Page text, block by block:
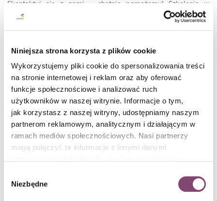
Niniejsza strona korzysta z plików cookie
Wykorzystujemy pliki cookie do spersonalizowania treści
na stronie internetowej i reklam oraz aby oferować
funkcje społecznościowe i analizować ruch
użytkowników w naszej witrynie. Informacje o tym,
jak korzystasz z naszej witryny, udostępniamy naszym
partnerom reklamowym, analitycznym i działającym w
ramach mediów społecznościowych. Nasi partnerzy
mogą połączyć te informacje z innymi danymi
polityce cookies
zgody
Niezbędne
Skontaktuj się z nami – chętnie pomożemy! Szkolenia w
Conlea to praktyczna wiedza, dzięki której zyskasz nowe
kompetencje i międzynarodowy certyfikat uznawany na całym
Czym jest ITIL? Wszystko o zarządzaniu usługami IT- ITIL jest